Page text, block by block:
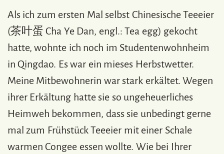
Als ich zum ersten Mal selbst Chinesische Teeeier
(茶叶蛋 Cha Ye Dan, engl.: Tea egg) gekocht
hatte, wohnte ich noch im Studentenwohnheim
in Qingdao. Es war ein mieses Herbstwetter.
Meine Mitbewohnerin war stark erkältet. Wegen
ihrer Erkältung hatte sie so ungeheuerliches
Heimweh bekommen, dass sie unbedingt gerne
mal zum Frühstück Teeeier mit einer Schale
warmen Congee essen wollte. Wie bei Ihrer